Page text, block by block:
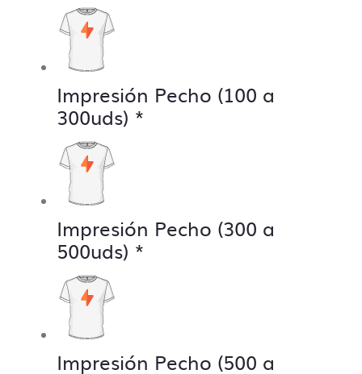
Impresión Pecho (100 a
300uds) *
Impresión Pecho (300 a
500uds) *
Impresión Pecho (500 a